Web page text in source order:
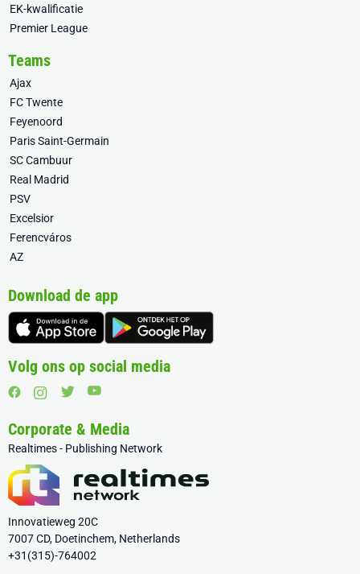
EK-kwalificatie
Premier League
Teams
Ajax
FC Twente
Feyenoord
Paris Saint-Germain
SC Cambuur
Real Madrid
PSV
Excelsior
Ferencváros
AZ
Download de app
Volg ons op social media
Corporate & Media
Realtimes - Publishing Network
Innovatieweg 20C
7007 CD, Doetinchem, Netherlands
+31(315)-764002